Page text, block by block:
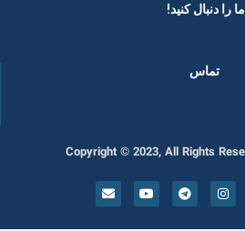
ما را دنبال کنید! ​
تماس